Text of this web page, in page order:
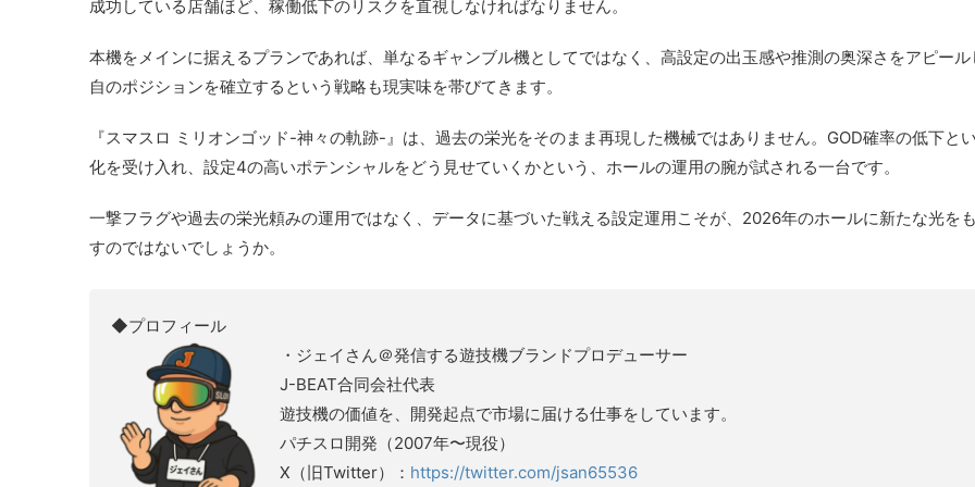
成功している店舗ほど、稼働低下のリスクを直視しなければなりません。
本機をメインに据えるプランであれば、単なるギャンブル機としてではなく、高設定の出玉感や推測の奥深さをアピール
自のポジションを確立するという戦略も現実味を帯びてきます。
『スマスロ ミリオンゴッド-神々の軌跡-』は、過去の栄光をそのまま再現した機械ではありません。GOD確率の低下と
化を受け入れ、設定4の高いポテンシャルをどう見せていくかという、ホールの運用の腕が試される一台です。
一撃フラグや過去の栄光頼みの運用ではなく、データに基づいた戦える設定運用こそが、2026年のホールに新たな光を
すのではないでしょうか。
◆プロフィール
・ジェイさん＠発信する遊技機ブランドプロデューサー
J-BEAT合同会社代表
遊技機の価値を、開発起点で市場に届ける仕事をしています。
パチスロ開発（2007年〜現役）
X（旧Twitter）： https://twitter.com/jsan65536